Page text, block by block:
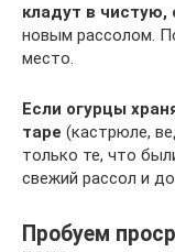
кладут в чистую,
новым рассолом.
место.
Если огурцы
таре (кастрюле,
только те, что
свежий рассол и
Пробуем